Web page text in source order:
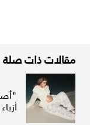
مقالات ذات صلة